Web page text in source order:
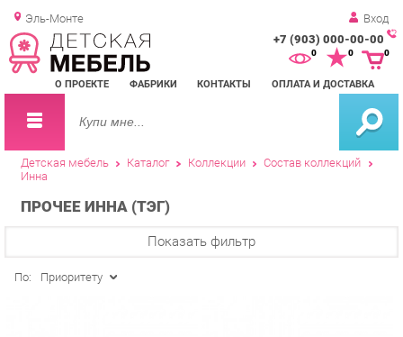
Эль-Монте Вход
+7 (903) 000-00-00
О ПРОЕКТЕ ФАБРИКИ КОНТАКТЫ ОПЛАТА И ДОСТАВКА
0 0
Детская мебель Каталог Коллекции Состав коллекций
Инна
ПРОЧЕЕ ИННА (ТЭГ)